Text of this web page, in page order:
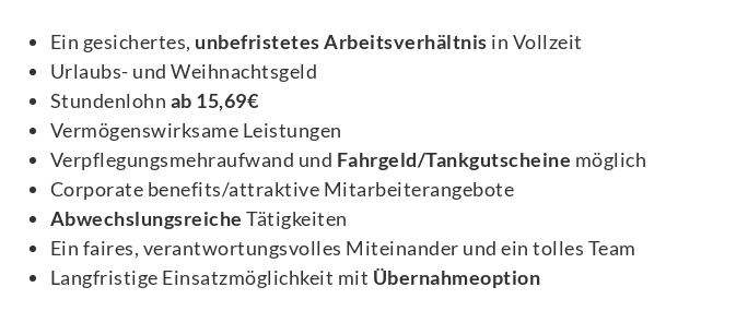
Ein gesichertes, unbefristetes Arbeitsverhältnis in Vollzeit
Urlaubs- und Weihnachtsgeld
Stundenlohn ab 15,69€
Vermögenswirksame Leistungen
Verpflegungsmehraufwand und Fahrgeld/Tankgutscheine möglich
Corporate benefits/attraktive Mitarbeiterangebote
Abwechslungsreiche Tätigkeiten
Ein faires, verantwortungsvolles Miteinander und ein tolles Team
Langfristige Einsatzmöglichkeit mit Übernahmeoption